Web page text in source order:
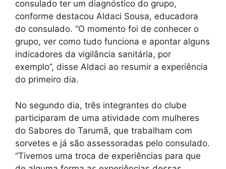
consulado ter um diagnóstico do grupo,
conforme destacou Aldaci Sousa, educadora
do consulado. “O momento foi de conhecer o
grupo, ver como tudo funciona e apontar alguns
indicadores da vigilância sanitária, por
exemplo”, disse Aldaci ao resumir a experiência
do primeiro dia.
No segundo dia, três integrantes do clube
participaram de uma atividade com mulheres
do Sabores do Tarumã, que trabalham com
sorvetes e já são assessoradas pelo consulado.
“Tivemos uma troca de experiências para que